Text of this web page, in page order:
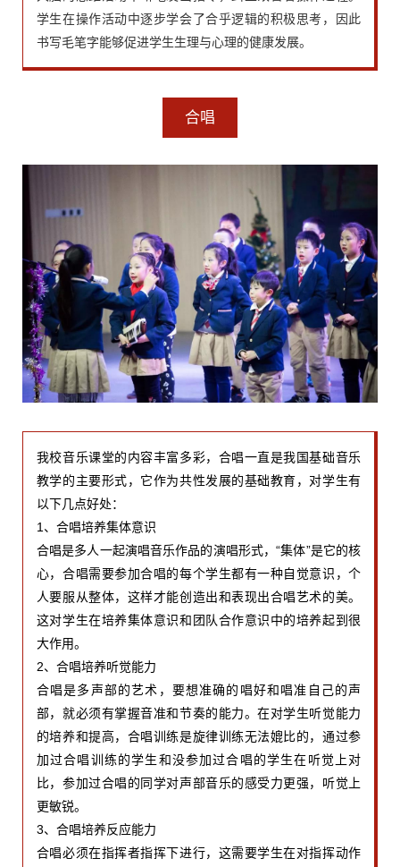
学生在操作活动中逐步学会了合乎逻辑的积极思考，因此
书写毛笔字能够促进学生生理与心理的健康发展。
合唱
我校音乐课堂的内容丰富多彩，合唱一直是我国基础音乐
教学的主要形式，它作为共性发展的基础教育，对学生有
以下几点好处：
1、合唱培养集体意识
合唱是多人一起演唱音乐作品的演唱形式，“集体”是它的核
心，合唱需要参加合唱的每个学生都有一种自觉意识，个
人要服从整体，这样才能创造出和表现出合唱艺术的美。
这对学生在培养集体意识和团队合作意识中的培养起到很
大作用。
2、合唱培养听觉能力
合唱是多声部的艺术，要想准确的唱好和唱准自己的声
部，就必须有掌握音准和节奏的能力。在对学生听觉能力
的培养和提高，合唱训练是旋律训练无法媲比的，通过参
加过合唱训练的学生和没参加过合唱的学生在听觉上对
比，参加过合唱的同学对声部音乐的感受力更强，听觉上
更敏锐。
3、合唱培养反应能力
合唱必须在指挥者指挥下进行，这需要学生在对指挥动作